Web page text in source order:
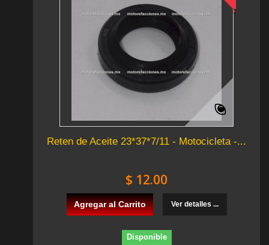
Reten de Aceite 23*37*7/11 - Motocicleta -...
$ 12.00
Agregar al Carrito Ver detalles ...
Disponible